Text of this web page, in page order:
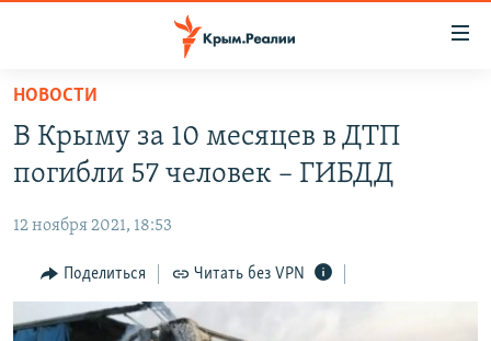
Вернуться
основному
содержанию
навигации
Вернутся
СПЕЦПРОЕКТЫ
КАРТА ВОЕННЫХ ОБЪЕКТОВ КРЫМА
11 ЛЕТ ОККУПАЦИИ КРЫМА. 11 ИСТОРИЙ СОПРОТИВЛЕНИЯ
ИСТОРИЯ
ЕЩЕ
ИНТЕРАКТИВ
РАДІО СВОБОДА
НОВОСТИ
В Крыму за 10 месяцев в ДТП
погибли 57 человек – ГИБДД
12 ноября 2021, 18:53
Поделиться Читать без VPN